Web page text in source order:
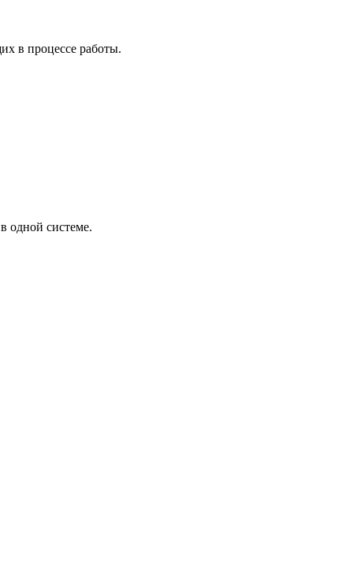
в процессе работы.
одной системе.